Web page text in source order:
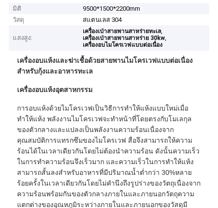
มิติ
9500*1500*2200mm
วัสดุ
สแตนเลส 304
แสงสูง:
เครื่องเป่าสายพานสาหร่ายทะเล,
เครื่องเป่าสายพานสาหร่าย 30kw,
เครื่องอบไมโครเวฟแบบต่อเนื่อง
เครื่องอบแห้งและฆ่าเชื้อด้วยสายพานไมโครเวฟแบบต่อเนื่อง
สำหรับกุ้งและอาหารทะเล
เครื่องอบแห้งอุตสาหกรรม
การอบแห้งด้วยไมโครเวฟเป็นวิธีการทำให้แห้งแบบใหม่เมื่อ
ทำให้แห้ง พลังงานไมโครเวฟจะทำหน้าที่โดยตรงกับโมเลกุล
ของตัวกลางและแปลงเป็นพลังงานความร้อนเนื่องจาก
คุณสมบัติการแทรกซึมของไมโครเวฟ สื่อจึงสามารถให้ความ
ร้อนได้ในเวลาเดียวกันโดยไม่ต้องนำความร้อน ดังนั้นความเร็ว
ในการทำความร้อนจึงเร็วมาก และความเร็วในการทำให้แห้ง
สามารถสั้นลงสำหรับอาหารที่มีปริมาณน้ำต่ำกว่า 30%หลาย
ร้อยครั้งในเวลาเดียวกันโดยไม่คำนึงถึงรูปร่างของวัตถุเนื่องจาก
ความร้อนพร้อมกันของตัวกลางภายในและภายนอกวัตถุความ
แตกต่างของอุณหภูมิระหว่างภายในและภายนอกของวัสดุมี